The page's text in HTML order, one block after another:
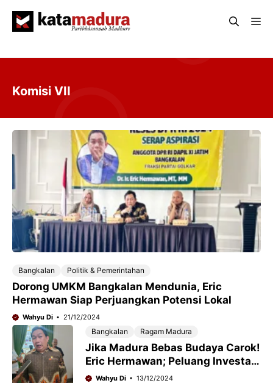
Komisi VII
Bangkalan Politik & Pemerintahan
Dorong UMKM Bangkalan Mendunia, Eric
Hermawan Siap Perjuangkan Potensi Lokal
Wahyu Di 21/12/2024
Bangkalan Ragam Madura
Jika Madura Bebas Budaya Carok!
Eric Hermawan; Peluang Investasi
Terbuka
Wahyu Di 13/12/2024